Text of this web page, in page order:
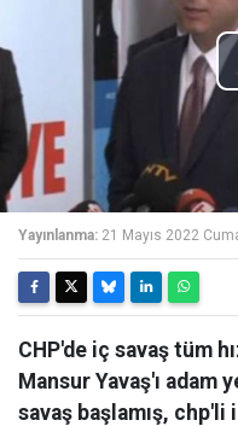
Yayınlanma: 21 Mayıs 2022
CHP'de iç savaş tüm
Mansur Yavaş'ı adam
savaş başlamış,